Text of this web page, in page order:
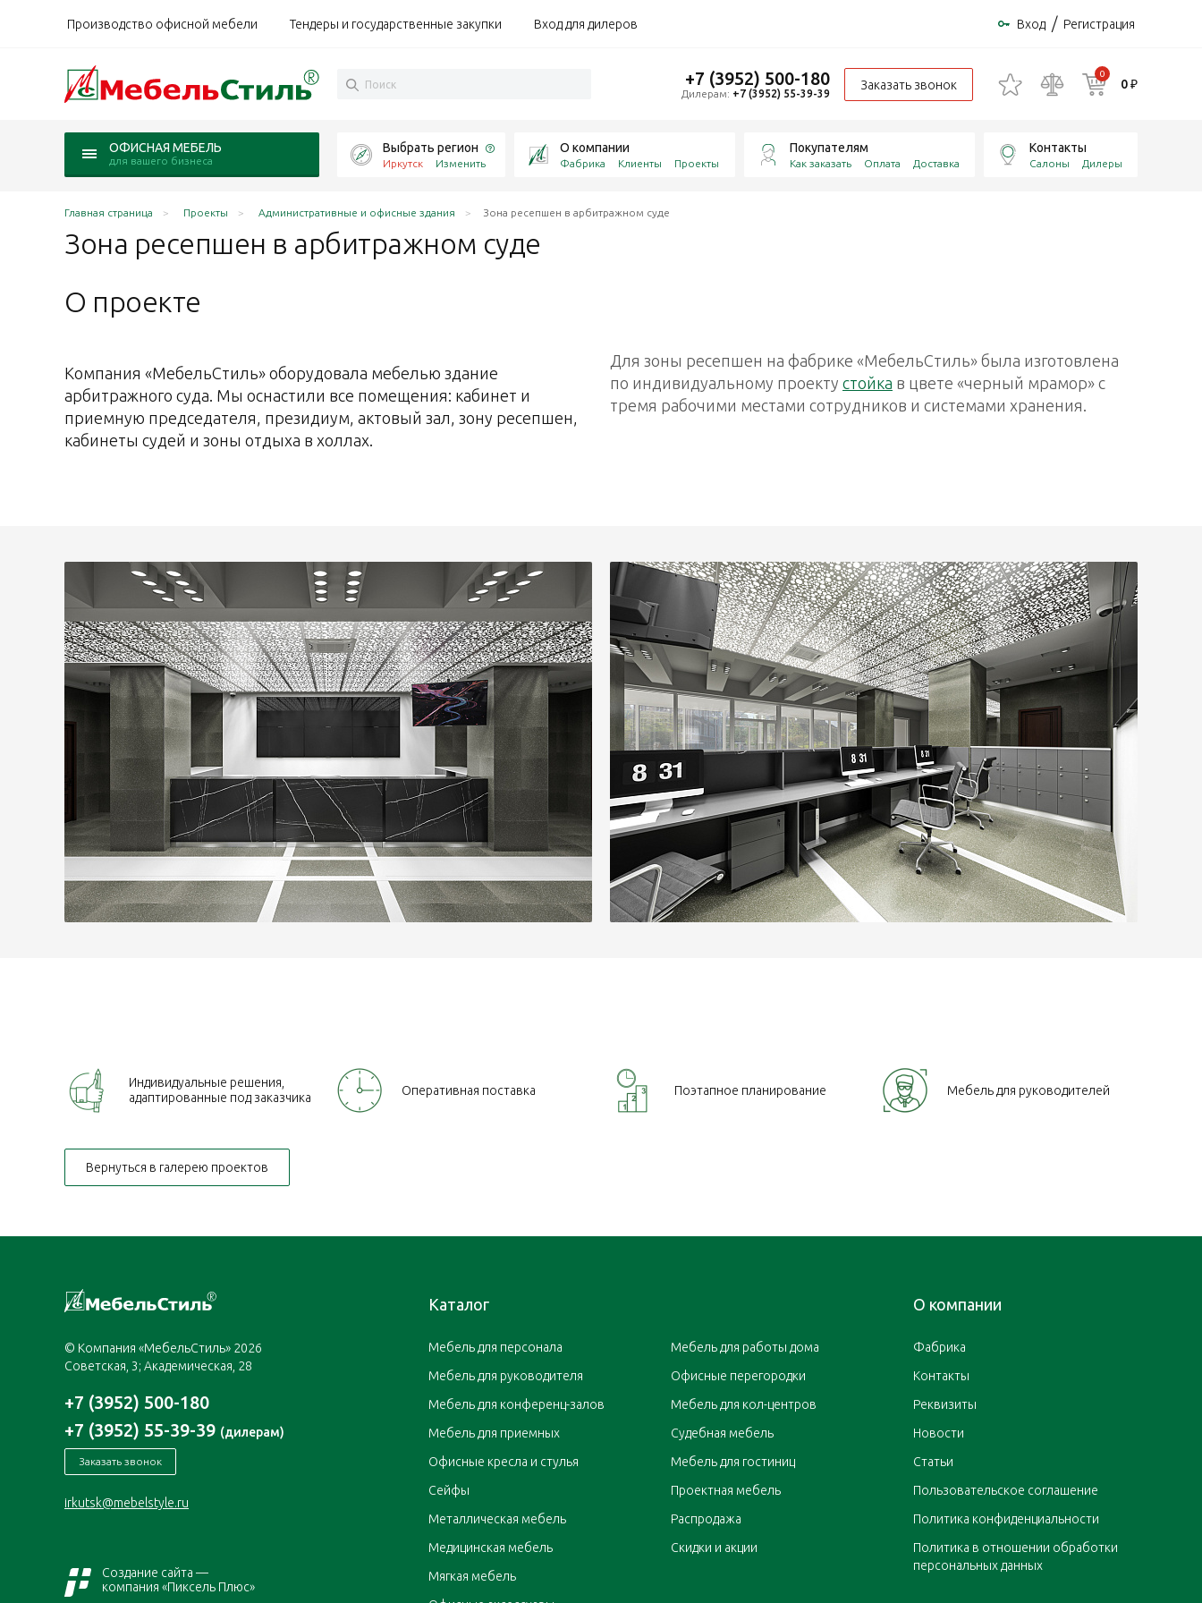
Производство офисной мебели Тендеры и государственные закупки Вход для дилеров Вход / Регистрация
+7 (3952) 500-180
Дилерам: +7 (3952) 55-39-39
Заказать звонок
0
0 ₽
ОФИСНАЯ МЕБЕЛЬ
для вашего бизнеса
Выбрать регион
Иркутск Изменить
О компании
Фабрика Клиенты Проекты
Покупателям
Как заказать Оплата Доставка
Контакты
Салоны Дилеры
Главная страница Проекты Административные и офисные здания Зона ресепшен в арбитражном суде
Зона ресепшен в арбитражном суде
О проекте
Компания «МебельСтиль» оборудовала мебелью здание
арбитражного суда. Мы оснастили все помещения: кабинет и
приемную председателя, президиум, актовый зал, зону ресепшен,
кабинеты судей и зоны отдыха в холлах.
Для зоны ресепшен на фабрике «МебельСтиль» была изготовлена
по индивидуальному проекту стойка в цвете «черный мрамор» с
тремя рабочими местами сотрудников и системами хранения.
Индивидуальные решения,
адаптированные под заказчика
Оперативная поставка Поэтапное планирование Мебель для руководителей
Вернуться в галерею проектов
© Компания «МебельСтиль» 2026
Советская, 3; Академическая, 28
+7 (3952) 500-180
+7 (3952) 55-39-39 (дилерам)
Заказать звонок
irkutsk@mebelstyle.ru
Создание сайта —
компания «Пиксель Плюс»
Каталог
Мебель для персонала
Мебель для руководителя
Мебель для конференц-залов
Мебель для приемных
Офисные кресла и стулья
Сейфы
Металлическая мебель
Медицинская мебель
Мягкая мебель
Мебель для работы дома
Офисные перегородки
Мебель для кол-центров
Судебная мебель
Мебель для гостиниц
Проектная мебель
Распродажа
Скидки и акции
О компании
Фабрика
Контакты
Реквизиты
Новости
Статьи
Пользовательское соглашение
Политика конфиденциальности
Политика в отношении обработки
персональных данных